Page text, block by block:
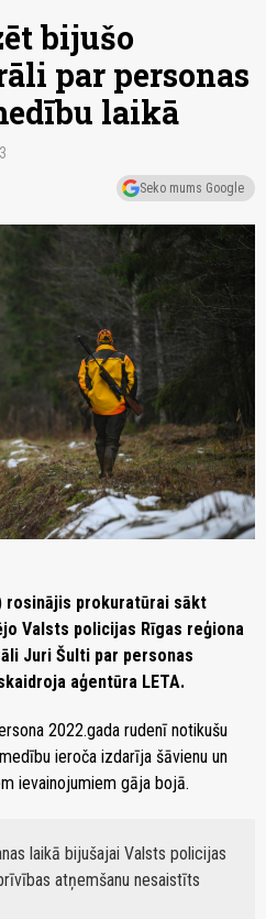
bijušo
par personas
laikā
Seko mums Google
rosinājis prokuratūrai sākt
Valsts policijas Rīgas reģiona
Juri Šulti par personas
aģentūra LETA.
2022.gada rudenī notikušu
ieroča izdarīja šāvienu un
ievainojumiem gāja bojā.
laikā bijušajai Valsts policijas
atņemšanu nesaistīts